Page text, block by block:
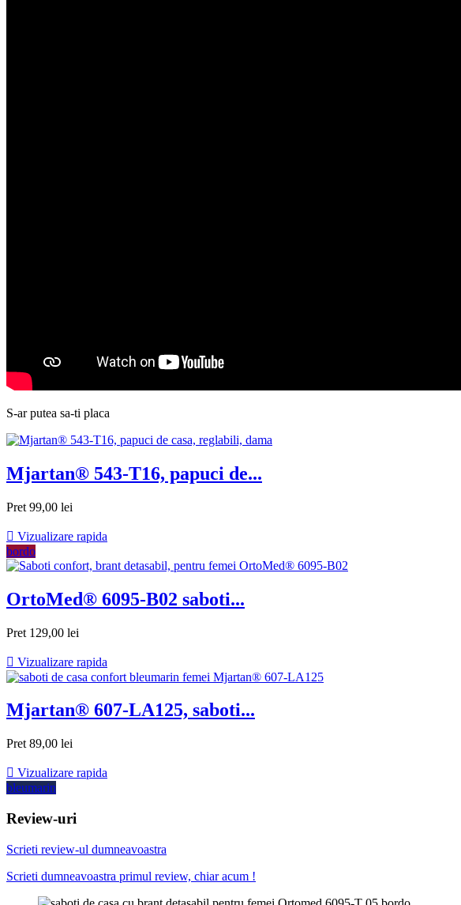
S-ar putea sa-ti placa
Mjartan® 543-T16, papuci de...
Pret 99,00 lei
 Vizualizare rapida
bordo
OrtoMed® 6095-B02 saboti...
Pret 129,00 lei
 Vizualizare rapida
Mjartan® 607-LA125, saboti...
Pret 89,00 lei
 Vizualizare rapida
bleumarin
Review-uri
Scrieti review-ul dumneavoastra
Scrieti dumneavoastra primul review, chiar acum !